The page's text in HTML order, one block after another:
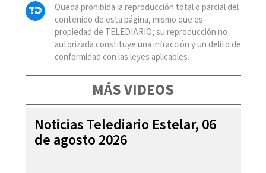
Queda prohibida la reproducción total o parcial del
contenido de esta página, mismo que es
propiedad de TELEDIARIO; su reproducción no
autorizada constituye una infracción y un delito de
conformidad con las leyes aplicables.
MÁS VIDEOS
Noticias Telediario Estelar, 06
de agosto 2026